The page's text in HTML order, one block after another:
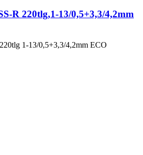
R 220tlg,1-13/0,5+3,3/4,2mm
1-13/0,5+3,3/4,2mm ECO